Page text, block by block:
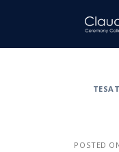
POSTED